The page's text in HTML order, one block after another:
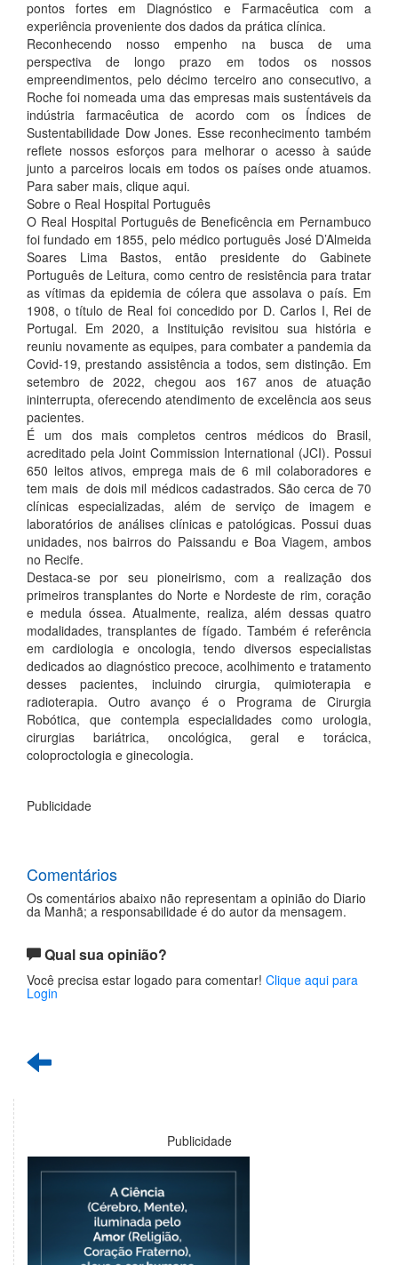
pontos fortes em Diagnóstico e Farmacêutica com a
experiência proveniente dos dados da prática clínica.
Reconhecendo nosso empenho na busca de uma
perspectiva de longo prazo em todos os nossos
empreendimentos, pelo décimo terceiro ano consecutivo, a
Roche foi nomeada uma das empresas mais sustentáveis da
indústria farmacêutica de acordo com os Índices de
Sustentabilidade Dow Jones. Esse reconhecimento também
reflete nossos esforços para melhorar o acesso à saúde
junto a parceiros locais em todos os países onde atuamos.
Para saber mais, clique aqui.
Sobre o Real Hospital Português
O Real Hospital Português de Beneficência em Pernambuco
foi fundado em 1855, pelo médico português José D’Almeida
Soares Lima Bastos, então presidente do Gabinete
Português de Leitura, como centro de resistência para tratar
as vítimas da epidemia de cólera que assolava o país. Em
1908, o título de Real foi concedido por D. Carlos I, Rei de
Portugal. Em 2020, a Instituição revisitou sua história e
reuniu novamente as equipes, para combater a pandemia da
Covid-19, prestando assistência a todos, sem distinção. Em
setembro de 2022, chegou aos 167 anos de atuação
ininterrupta, oferecendo atendimento de excelência aos seus
pacientes.
É um dos mais completos centros médicos do Brasil,
acreditado pela Joint Commission International (JCI). Possui
650 leitos ativos, emprega mais de 6 mil colaboradores e
tem mais de dois mil médicos cadastrados. São cerca de 70
clínicas especializadas, além de serviço de imagem e
laboratórios de análises clínicas e patológicas. Possui duas
unidades, nos bairros do Paissandu e Boa Viagem, ambos
no Recife.
Destaca-se por seu pioneirismo, com a realização dos
primeiros transplantes do Norte e Nordeste de rim, coração
e medula óssea. Atualmente, realiza, além dessas quatro
modalidades, transplantes de fígado. Também é referência
em cardiologia e oncologia, tendo diversos especialistas
dedicados ao diagnóstico precoce, acolhimento e tratamento
desses pacientes, incluindo cirurgia, quimioterapia e
radioterapia. Outro avanço é o Programa de Cirurgia
Robótica, que contempla especialidades como urologia,
cirurgias bariátrica, oncológica, geral e torácica,
coloproctologia e ginecologia.
Publicidade
Comentários
Os comentários abaixo não representam a opinião do Diario
da Manhã; a responsabilidade é do autor da mensagem.
Qual sua opinião?
Você precisa estar logado para comentar! Clique aqui para
Login
Publicidade